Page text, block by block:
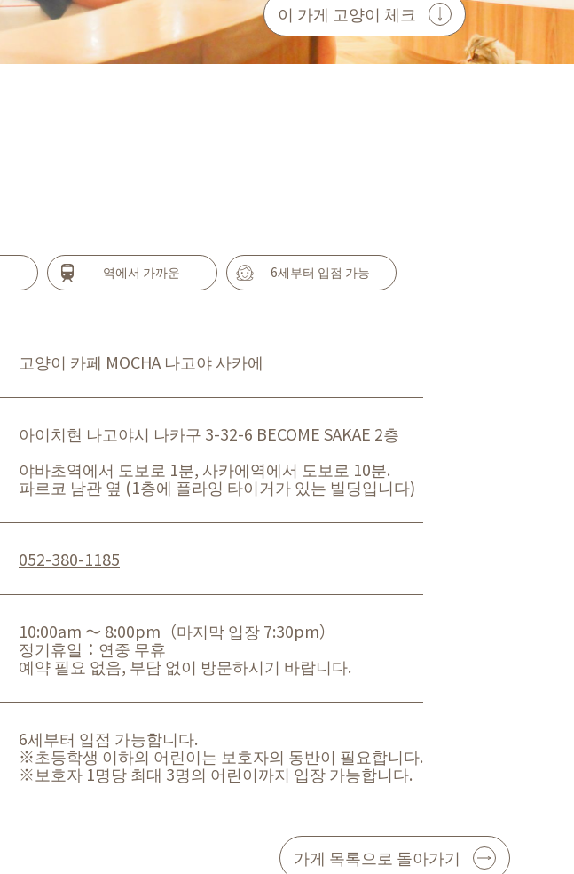
이 가게 고양이 체크
역에서 가까운 6세부터 입점 가능
고양이 카페 MOCHA 나고야 사카에
아이치현 나고야시 나카구 3-32-6 BECOME SAKAE 2층
야바초역에서 도보로 1분, 사카에역에서 도보로 10분.
파르코 남관 옆 (1층에 플라잉 타이거가 있는 빌딩입니다)
052-380-1185
10:00am ～ 8:00pm（마지막 입장 7:30pm）
정기휴일：연중 무휴
예약 필요 없음, 부담 없이 방문하시기 바랍니다.
6세부터 입점 가능합니다.
※초등학생 이하의 어린이는 보호자의 동반이 필요합니다.
※보호자 1명당 최대 3명의 어린이까지 입장 가능합니다.
가게 목록으로 돌아가기